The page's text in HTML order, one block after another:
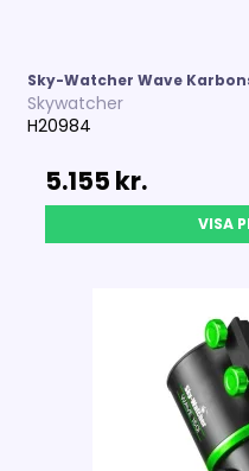
Sky-Watcher Wave
Skywatcher
H20984
5.155 kr.
VISA